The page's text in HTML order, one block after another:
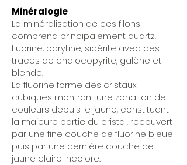
Minéralogie
La minéralisation de ces filons
comprend principalement quartz,
fluorine, barytine, sidérite avec des
traces de chalocopyrite, galène et
blende.
La fluorine forme des cristaux
cubiques montrant une zonation de
couleurs depuis le jaune, constituant
la majeure partie du cristal, recouvert
par une fine couche de fluorine bleue
puis par une dernière couche de
jaune claire incolore.